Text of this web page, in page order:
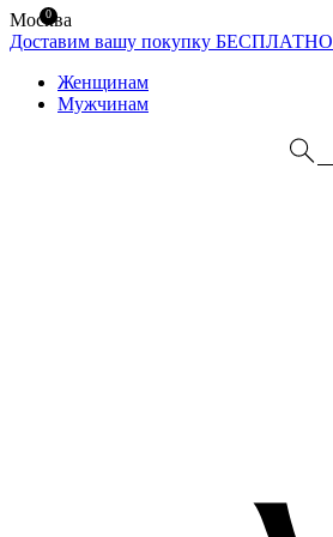
Москва
Доставим вашу покупку БЕСПЛАТНО
Женщинам
Мужчинам
0